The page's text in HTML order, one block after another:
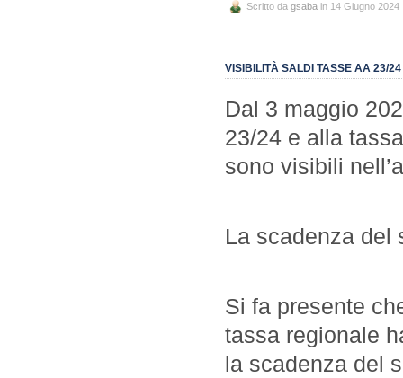
Scritto da gsaba in 14 Giugno 2024
VISIBILITÀ SALDI TASSE AA 23/
Dal 3 maggio
23/24 e alla
sono visibili
La scadenza del
Si fa presente
tassa regionale
la scadenza del